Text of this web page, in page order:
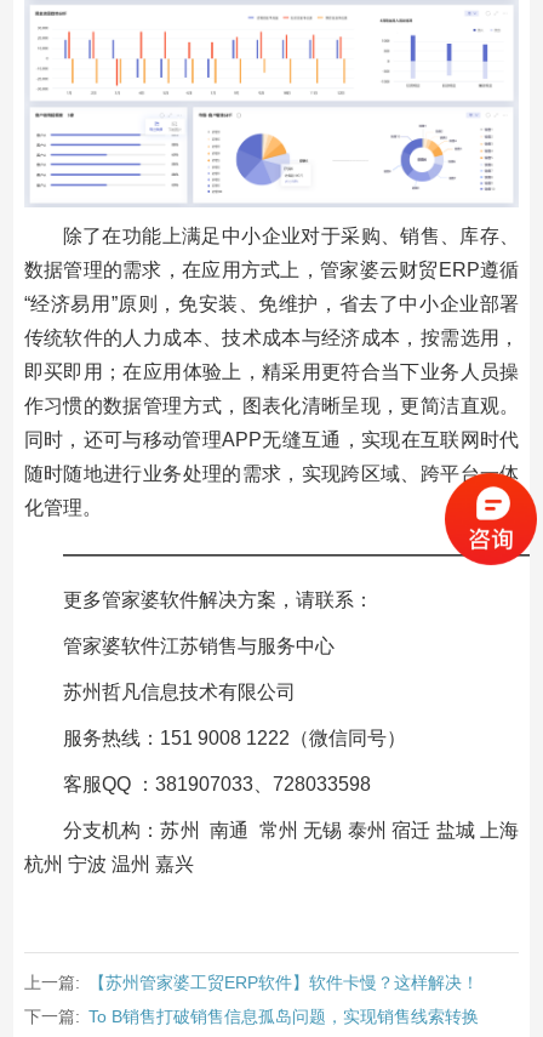
除了在功能上满足中小企业对于采购、销售、库存、
数据管理的需求，在应用方式上，管家婆云财贸ERP遵循
“经济易用”原则，免安装、免维护，省去了中小企业部署
传统软件的人力成本、技术成本与经济成本，按需选用，
即买即用；在应用体验上，精采用更符合当下业务人员操
作习惯的数据管理方式，图表化清晰呈现，更简洁直观。
同时，还可与移动管理APP无缝互通，实现在互联网时代
随时随地进行业务处理的需求，实现跨区域、跨平台一体
化管理。
更多管家婆软件解决方案，请联系：
管家婆软件江苏销售与服务中心
苏州哲凡信息技术有限公司
服务热线：151 9008 1222（微信同号）
客服QQ ：381907033、728033598
分支机构：苏州 南通 常州 无锡 泰州 宿迁 盐城 上海
杭州 宁波 温州 嘉兴
上一篇:
【苏州管家婆工贸ERP软件】软件卡慢？这样解决！
下一篇: To B销售打破销售信息孤岛问题，实现销售线索转换